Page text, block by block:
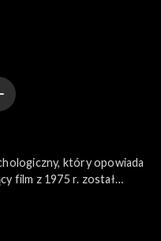
który opowiada
film z 1975 r. został